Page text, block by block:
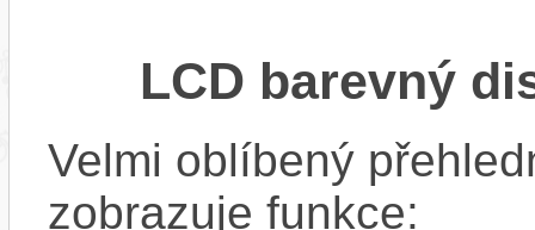
LCD barevný
Velmi oblíbený
zobrazuje funkce: